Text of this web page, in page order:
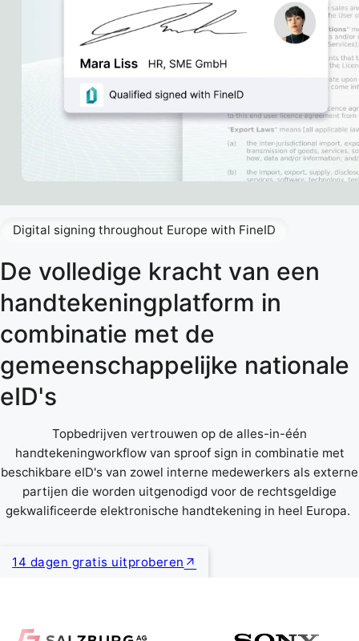
De volledige kracht van een
handtekeningplatform in
combinatie met de
gemeenschappelijke nationale
eID's
Topbedrijven vertrouwen op de alles-in-één
handtekeningworkflow van sproof sign in combinatie met
beschikbare eID's van zowel interne medewerkers als externe
partijen die worden uitgenodigd voor de rechtsgeldige
gekwalificeerde elektronische handtekening in heel Europa.
Digital signing throughout Europe with FineID
14 dagen gratis uitproberen